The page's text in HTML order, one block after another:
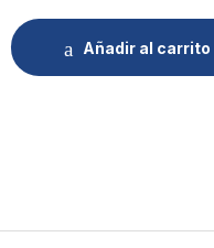
Añadir al carrito